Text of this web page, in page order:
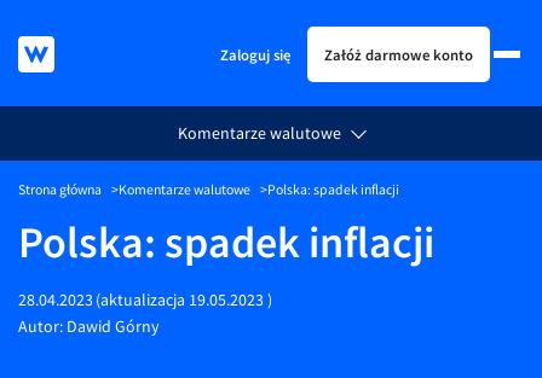
KURSY WALUT
Kursy walut
EUR/PLN
CHF/PLN
KARTA WIELOWALUTOWA
Karta wielowalutowa
PRZELEWY ZAGRANICZNE
DLA FIRM
Zaloguj się Załóż darmowe konto
Komentarze walutowe
Strona główna Komentarze walutowe Polska: spadek inflacji
Polska: spadek inflacji
28.04.2023(aktualizacja 19.05.2023)
Autor: Dawid Górny